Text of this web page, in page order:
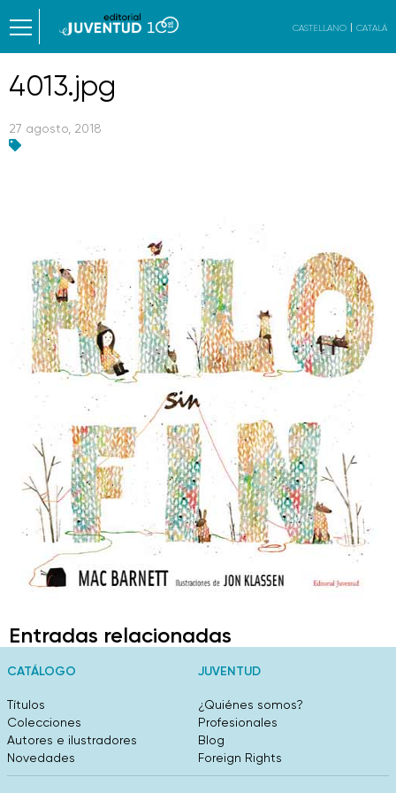
CASTELLANO CATALÀ
4013.jpg
27 agosto, 2018
Entradas relacionadas
CATÁLOGO
Títulos
Colecciones
Autores e ilustradores
Novedades
JUVENTUD
¿Quiénes somos?
Profesionales
Blog
Foreign Rights